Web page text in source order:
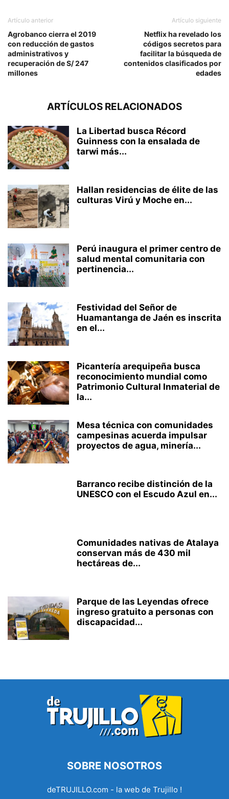
Artículo anterior
Agrobanco cierra el 2019
con reducción de gastos
administrativos y
recuperación de S/ 247
millones
Artículo siguiente
Netflix ha revelado los
códigos secretos para
facilitar la búsqueda de
contenidos clasificados por
edades
ARTÍCULOS RELACIONADOS
La Libertad busca Récord
Guinness con la ensalada de
tarwi más...
Hallan residencias de élite de las
culturas Virú y Moche en...
Perú inaugura el primer centro de
salud mental comunitaria con
pertinencia...
Festividad del Señor de
Huamantanga de Jaén es inscrita
en el...
Picantería arequipeña busca
reconocimiento mundial como
Patrimonio Cultural Inmaterial de
la...
Mesa técnica con comunidades
campesinas acuerda impulsar
proyectos de agua, minería...
Barranco recibe distinción de la
UNESCO con el Escudo Azul en...
Comunidades nativas de Atalaya
conservan más de 430 mil
hectáreas de...
Parque de las Leyendas ofrece
ingreso gratuito a personas con
discapacidad...
SOBRE NOSOTROS
deTRUJILLO.com - la web de Trujillo !